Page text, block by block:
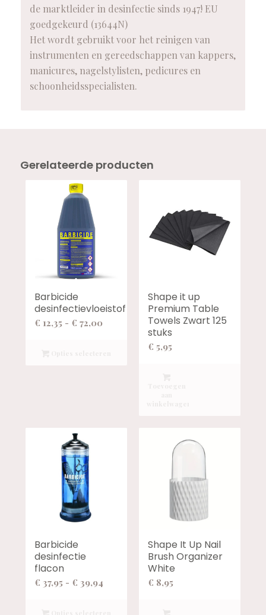
de marktleider in desinfectie sinds 1947! EU
goedgekeurd (13644N)
Het wordt gebruikt voor het reinigen van
instrumenten en gereedschappen van kappers,
manicures, nagelstylisten, pedicures en
schoonheidsspecialisten.
Gerelateerde producten
Barbicide
desinfectievloeistof
€ 12,35 - € 72,00Prijsklasse:
Shape it up
Premium Table
Towels Zwart 125
stuks
€ 5,95
Barbicide
desinfectie
flacon
€ 37,95 - € 39,94 Prijsklasse:
Shape It Up Nail
Brush Organizer
White
€ 8,95